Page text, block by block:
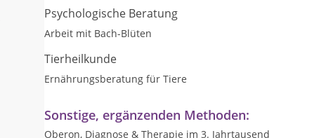
Psychologische Beratung
Arbeit mit Bach-Blüten
Tierheilkunde
Ernährungsberatung für Tiere
Sonstige, ergänzenden Methoden:
Oberon, Diagnose & Therapie im 3. Jahrtausend